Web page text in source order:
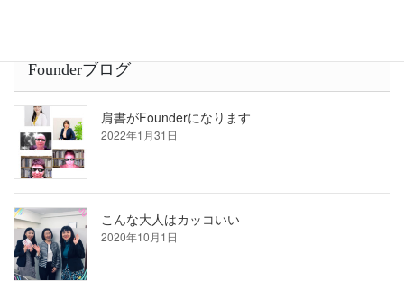
Founderブログ
肩書がFounderになります
2022年1月31日
こんな大人はカッコいい
2020年10月1日